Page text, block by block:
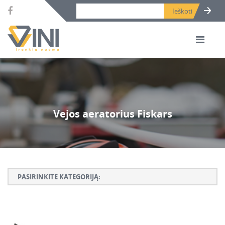
Search bar place.
Vejos aeratorius Fiskars
PASIRINKITE KATEGORIJĄ: